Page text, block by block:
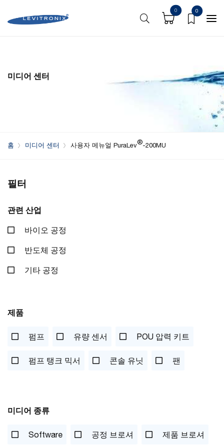
0 0
미디어 센터
홈 미디어 센터 사용자 메뉴얼 PuraLev®-200MU
필터
관련 산업
바이오 공정
반도체 공정
기타 공정
제품
펌프 유량 센서 POU 압력 키트
펌프 탱크 믹서 콘솔 유닛 팬
미디어 종류
Software 공정 브로셔 제품 브로셔